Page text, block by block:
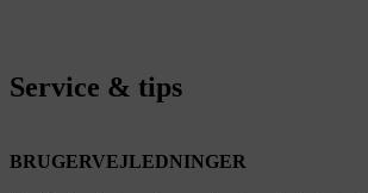
Service & tips
BRUGERVEJLEDNINGER